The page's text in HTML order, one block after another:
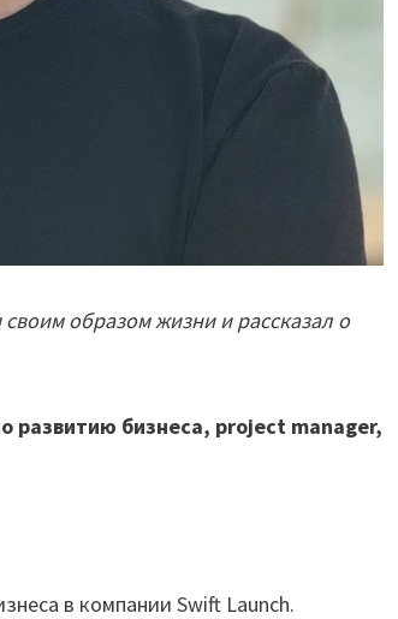
образом жизни и рассказал о
бизнеса, project manager,
в компании Swift Launch.